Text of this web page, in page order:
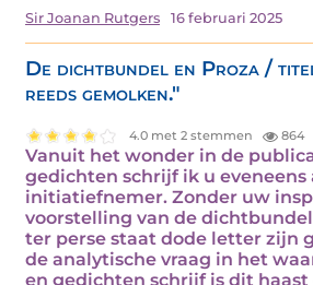
Sir Joanan Rutgers 16 februari 2025
De dichtbundel en Proza /
reeds gemolken."
4.0 met 2 stemmen 864
Vanuit het wonder in de
gedichten schrijf ik u eveneens
initiatiefnemer. Zonder uw
voorstelling van de
ter perse staat dode letter zijn
de analytische vraag in het
en gedichten schrijf is dit haast